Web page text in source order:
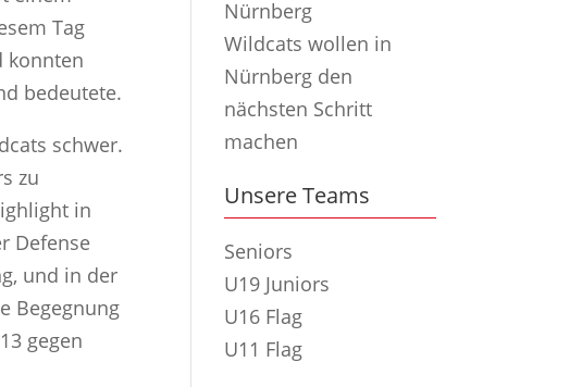
Tag
konnten
bedeutete.
schwer.
zu
in
Defense
und in der
Begegnung
gegen
Nürnberg
Wildcats wollen in
Nürnberg den
nächsten Schritt
machen
Unsere Teams
Seniors
U19 Juniors
U16 Flag
U11 Flag